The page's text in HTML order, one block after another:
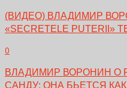
(ВИДЕО) ВЛАДИМИР
«SECRETELE PUTERII»
0
ВЛАДИМИР ВОРОНИН О
САНДУ: ОНА БЬЕТСЯ